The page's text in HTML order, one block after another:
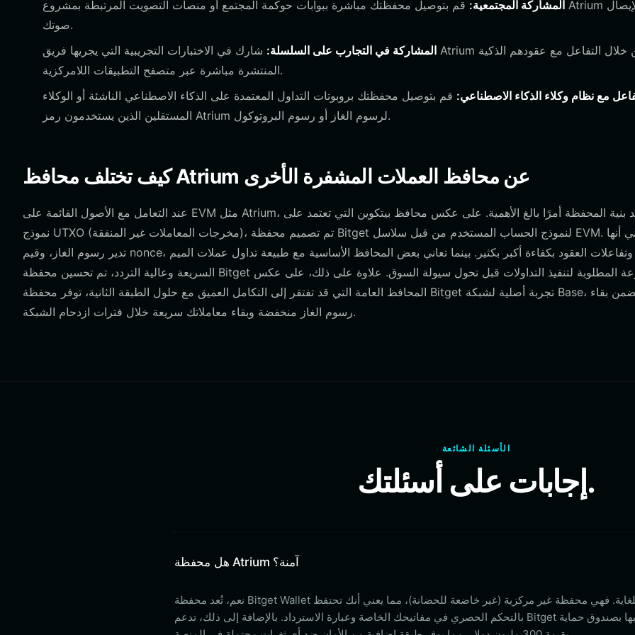
المشاركة المجتمعية: قم بتوصيل محفظتك مباشرة ببوابات حوكمة المجتمع أو منصات التصويت المرتبطة بمشروع Atrium لإيصال
صوتك.
المشاركة في التجارب على السلسلة: شارك في الاختبارات التجريبية التي يجريها فريق Atrium من خلال التفاعل مع عقودهم الذكية
المنتشرة مباشرة عبر متصفح التطبيقات اللامركزية.
مع نظام وكلاء الذكاء الاصطناعي: قم بتوصيل محفظتك بروبوتات التداول المعتمدة على الذكاء الاصطناعي الناشئة أو الوكلاء
المستقلين الذين يستخدمون رمز Atrium لرسوم الغاز أو رسوم البروتوكول.
كيف تختلف محافظ Atrium عن محافظ العملات المشفرة الأخرى
عند التعامل مع الأصول القائمة على EVM مثل Atrium، تعد بنية المحفظة أمرًا بالغ الأهمية. على عكس محافظ بيتكوين التي تعتمد على
نموذج UTXO (مخرجات المعاملات غير المنفقة)، تم تصميم محفظة Bitget لنموذج الحساب المستخدم من قبل سلاسل EVM. هذا يعني أنها
تدير رسوم الغاز، وقيم nonce، وتفاعلات العقود بكفاءة أكبر بكثير. بينما تعاني بعض المحافظ الأساسية مع طبيعة تداول عملات الميم
السريعة وعالية التردد، تم تحسين محفظة Bitget للسرعة المطلوبة لتنفيذ التداولات قبل تحول سيولة السوق. علاوة على ذلك، على عكس
المحافظ العامة التي قد تفتقر إلى التكامل العميق مع حلول الطبقة الثانية، توفر محفظة Bitget تجربة أصلية لشبكة Base، مما يضمن بقاء
رسوم الغاز منخفضة وبقاء معاملاتك سريعة خلال فترات ازدحام الشبكة.
الأسئلة الشائعة
إجابات على أسئلتك.
هل محفظة Atrium آمنة؟
نعم، تُعد محفظة Bitget Wallet آمنة للغاية. فهي محفظة غير مركزية (غير خاضعة للحضانة)، مما يعني أنك تحتفظ
بالتحكم الحصري في مفاتيحك الخاصة وعبارة الاسترداد. بالإضافة إلى ذلك، تدعم Bitget مستخدميها بصندوق حماية